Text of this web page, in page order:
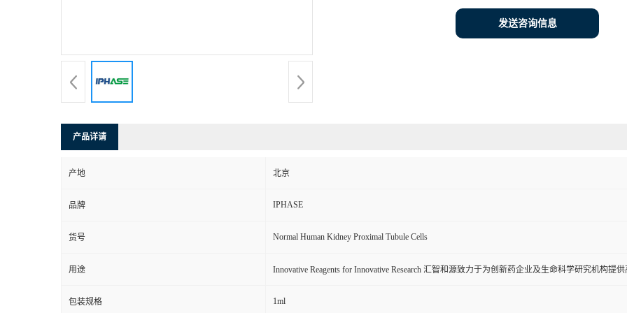
发送咨询信息
产品详请
产地 北京
品牌 IPHASE
货号 Normal Human Kidney Proximal Tubule Cells
用途 Innovative Reagents for Innovative Research 汇智和源致力于为创新药企业及生命科学研究机构提
包装规格 1ml